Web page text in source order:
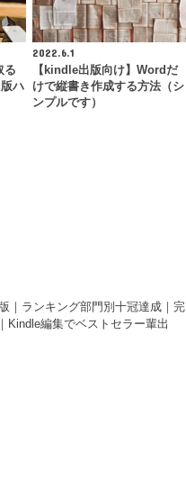
る
ハ
2022.6.1
【kindle出版向け】Wordだ
けで縦書き作成する方法（シ
ンプルです）
｜ランキング部門別十冠達成｜完
Kindle編集でベストセラー輩出